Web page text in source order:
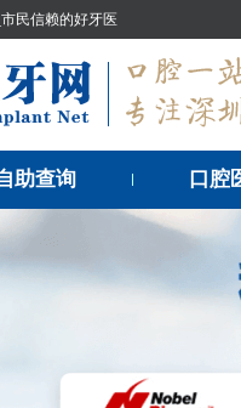
民信赖的好牙医
助查询 口腔